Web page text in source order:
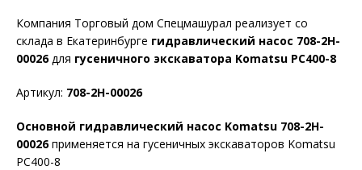
Компания Торговый дом Спецмашурал реализует со
склада в Екатеринбурге гидравлический насос 708-2H-
00026для гусеничного экскаватора Komatsu PC400-8
Артикул: 708-2H-00026
Основной гидравлический насос Komatsu 708-2H-
00026применяется на гусеничных экскаваторов Komatsu
PC400-8